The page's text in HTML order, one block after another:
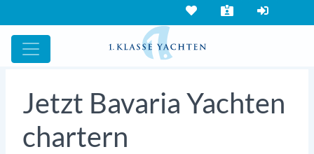
Jetzt Bavaria Yachten
chartern